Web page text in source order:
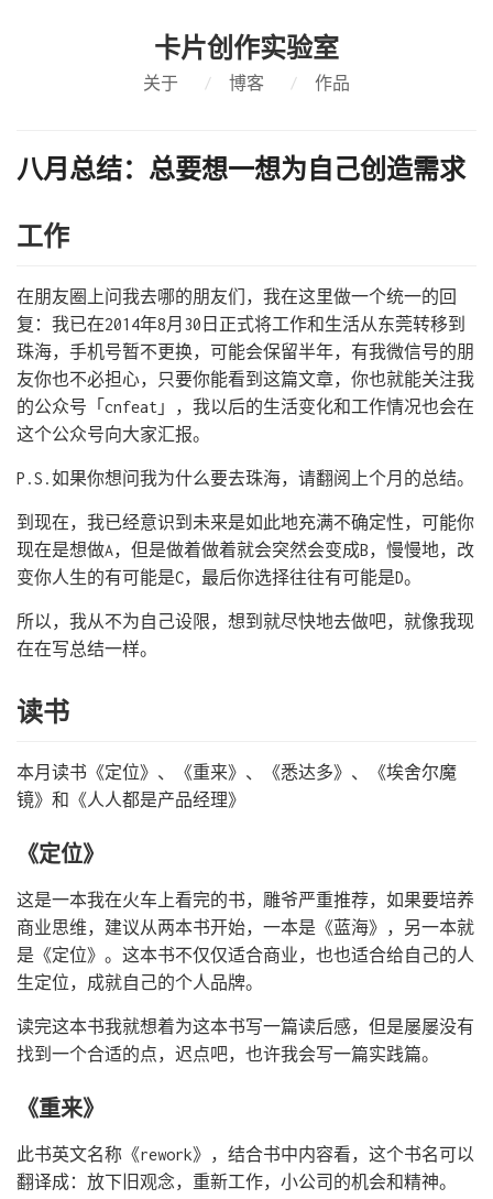
卡片创作实验室
关于 / 博客 / 作品
八月总结：总要想一想为自己创造需求
工作
在朋友圈上问我去哪的朋友们，我在这里做一个统一的回
复：我已在2014年8月30日正式将工作和生活从东莞转移到
珠海，手机号暂不更换，可能会保留半年，有我微信号的朋
友你也不必担心，只要你能看到这篇文章，你也就能关注我
的公众号「cnfeat」，我以后的生活变化和工作情况也会在
这个公众号向大家汇报。
P.S.如果你想问我为什么要去珠海，请翻阅上个月的总结。
到现在，我已经意识到未来是如此地充满不确定性，可能你
现在是想做A，但是做着做着就会突然会变成B，慢慢地，改
变你人生的有可能是C，最后你选择往往有可能是D。
所以，我从不为自己设限，想到就尽快地去做吧，就像我现
在在写总结一样。
读书
本月读书《定位》、《重来》、《悉达多》、《埃舍尔魔
镜》和《人人都是产品经理》
《定位》
这是一本我在火车上看完的书，雕爷严重推荐，如果要培养
商业思维，建议从两本书开始，一本是《蓝海》，另一本就
是《定位》。这本书不仅仅适合商业，也也适合给自己的人
生定位，成就自己的个人品牌。
读完这本书我就想着为这本书写一篇读后感，但是屡屡没有
找到一个合适的点，迟点吧，也许我会写一篇实践篇。
《重来》
此书英文名称《rework》，结合书中内容看，这个书名可以
翻译成：放下旧观念，重新工作，小公司的机会和精神。